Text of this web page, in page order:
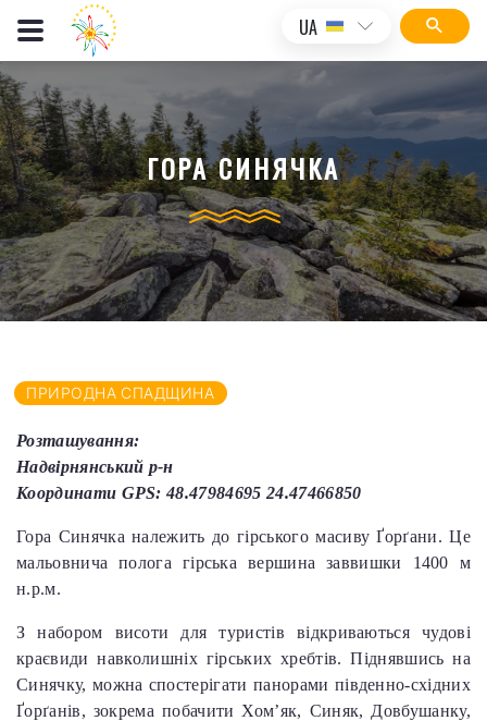
UA
ГОРА СИНЯЧКА
ПРИРОДНА СПАДЩИНА
Розташування:
Надвірнянський р-н
Координати GPS: 48.47984695 24.47466850
Гора Синячка належить до гірського масиву Ґорґани. Це
мальовнича полога гірська вершина заввишки 1400 м
н.р.м.
З набором висоти для туристів відкриваються чудові
краєвиди навколишніх гірських хребтів. Піднявшись на
Синячку, можна спостерігати панорами південно-східних
Ґорґанів, зокрема побачити Хом’як, Синяк, Довбушанку,